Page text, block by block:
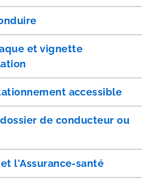
et vignette
accessible
de conducteur ou
l'Assurance-santé